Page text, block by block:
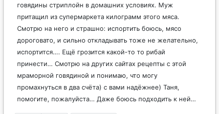
говядины стриплойн в домашних условиях. Муж
притащил из супермаркета килограмм этого мяса.
Смотрю на него и страшно: испортить боюсь, мясо
дороговато, и сильно откладывать тоже не желательно,
испортится…. Ещё грозится какой-то то рибай
принести… Смотрю на других сайтах рецепты с этой
мраморной говядиной и понимаю, что могу
промахнуться в два счёта) с вами надёжнее) Таня,
помогите, пожалуйста… Даже боюсь подходить к ней…